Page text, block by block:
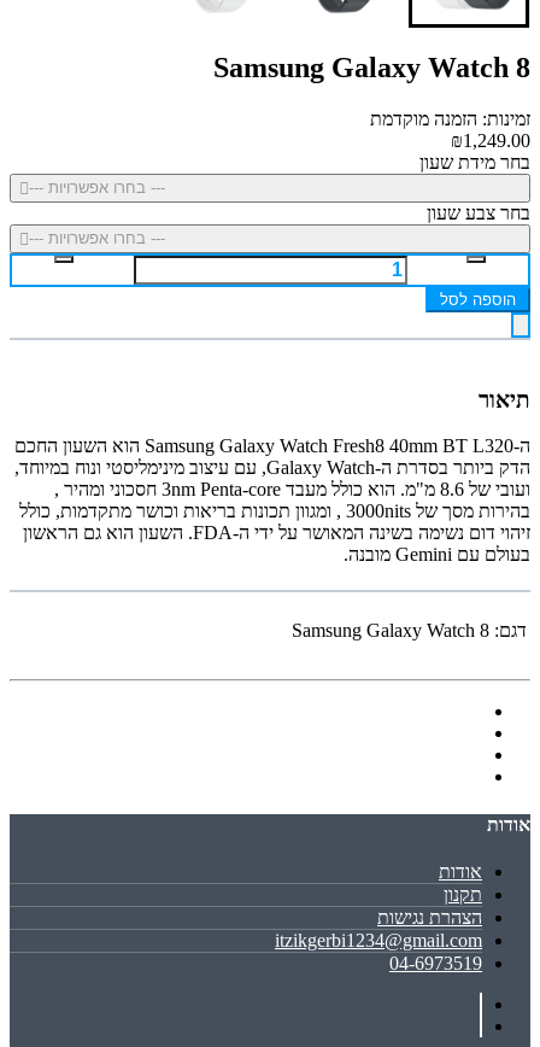
Samsung Galaxy Watch 8
זמינות: הזמנה מוקדמת
₪1,249.00
בחר מידת שעון
--- בחרו אפשרויות ---
בחר צבע שעון
--- בחרו אפשרויות ---
הוספה לסל
תיאור
ה-Samsung Galaxy Watch Fresh8 40mm BT L320 הוא השעון החכם
הדק ביותר בסדרת ה-Galaxy Watch, עם עיצוב מינימליסטי ונוח במיוחד,
ועובי של 8.6 מ"מ
. הוא כולל מעבד 3nm Penta-core חסכוני ומהיר
,
בהירות מסך של 3000nits
, ומגוון תכונות בריאות וכושר מתקדמות, כולל
זיהוי דום נשימה בשינה המאושר על ידי ה-FDA
. השעון הוא גם הראשון
בעולם עם Gemini מובנה.
דגם: Samsung Galaxy Watch 8
אודות
אודות
תקנון
הצהרת נגישות
itzikgerbi1234@gmail.com
04-6973519